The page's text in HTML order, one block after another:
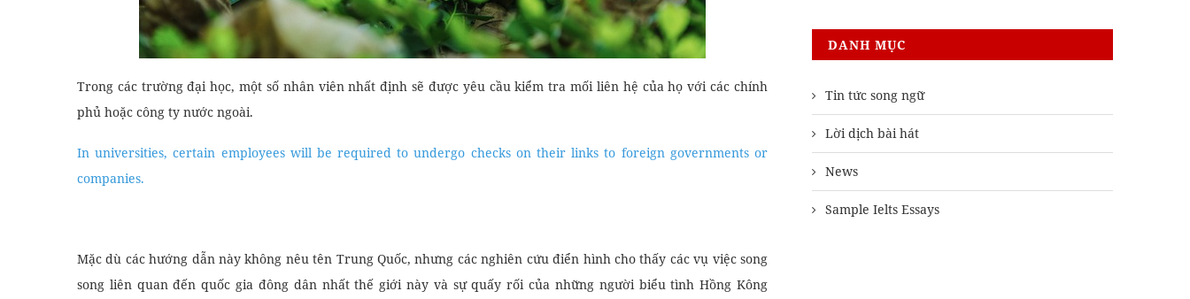
Trong các trường đại học, một số nhân viên nhất định sẽ được yêu cầu kiểm tra mối liên hệ của họ với các chính
phủ hoặc công ty nước ngoài.
In universities, certain employees will be required to undergo checks on their links to foreign governments or
companies.
Mặc dù các hướng dẫn này không nêu tên Trung Quốc, nhưng các nghiên cứu điển hình cho thấy các vụ việc song
song liên quan đến quốc gia đông dân nhất thế giới này và sự quấy rối của những người biểu tình Hồng Kông
DANH MỤC
Tin tức song ngữ
Lời dịch bài hát
News
Sample Ielts Essays